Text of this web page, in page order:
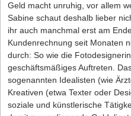
Version der Software. Wird
musste das Nutzungsrecht
erneut aktiviert werden.
Das Pay-as-you-go-Modell:
Ressourcen, die sie
auf einer messbaren Einheit
Gigabyte Speicherplatz, pro
Freemium-Modell:du
Geld macht unruhig, vor allem
Sabine schaut deshalb lieber
ihr auch manchmal erst am
Kundenrechnung seit Monaten
durch: So wie die
geschäftsmäßiges Auftreten.
sogenannten Idealisten (wie
Kreativen (etwa Texter oder
soziale und künstlerische